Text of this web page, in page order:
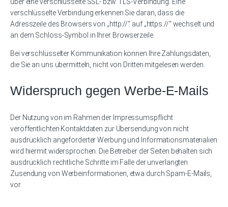
verschlüsselte Verbindung erkennen Sie daran, dass die
Adresszeile des Browsers von „http://“ auf „https://“ wechselt und
an dem Schloss-Symbol in Ihrer Browserzeile.
Bei verschlüsselter Kommunikation können Ihre Zahlungsdaten,
die Sie an uns übermitteln, nicht von Dritten mitgelesen werden.
Widerspruch gegen Werbe-E-Mails
Der Nutzung von im Rahmen der Impressumspflicht
veröffentlichten Kontaktdaten zur Übersendung von nicht
ausdrücklich angeforderter Werbung und Informationsmaterialien
wird hiermit widersprochen. Die Betreiber der Seiten behalten sich
ausdrücklich rechtliche Schritte im Falle der unverlangten
Zusendung von Werbeinformationen, etwa durch Spam-E-Mails,
vor.